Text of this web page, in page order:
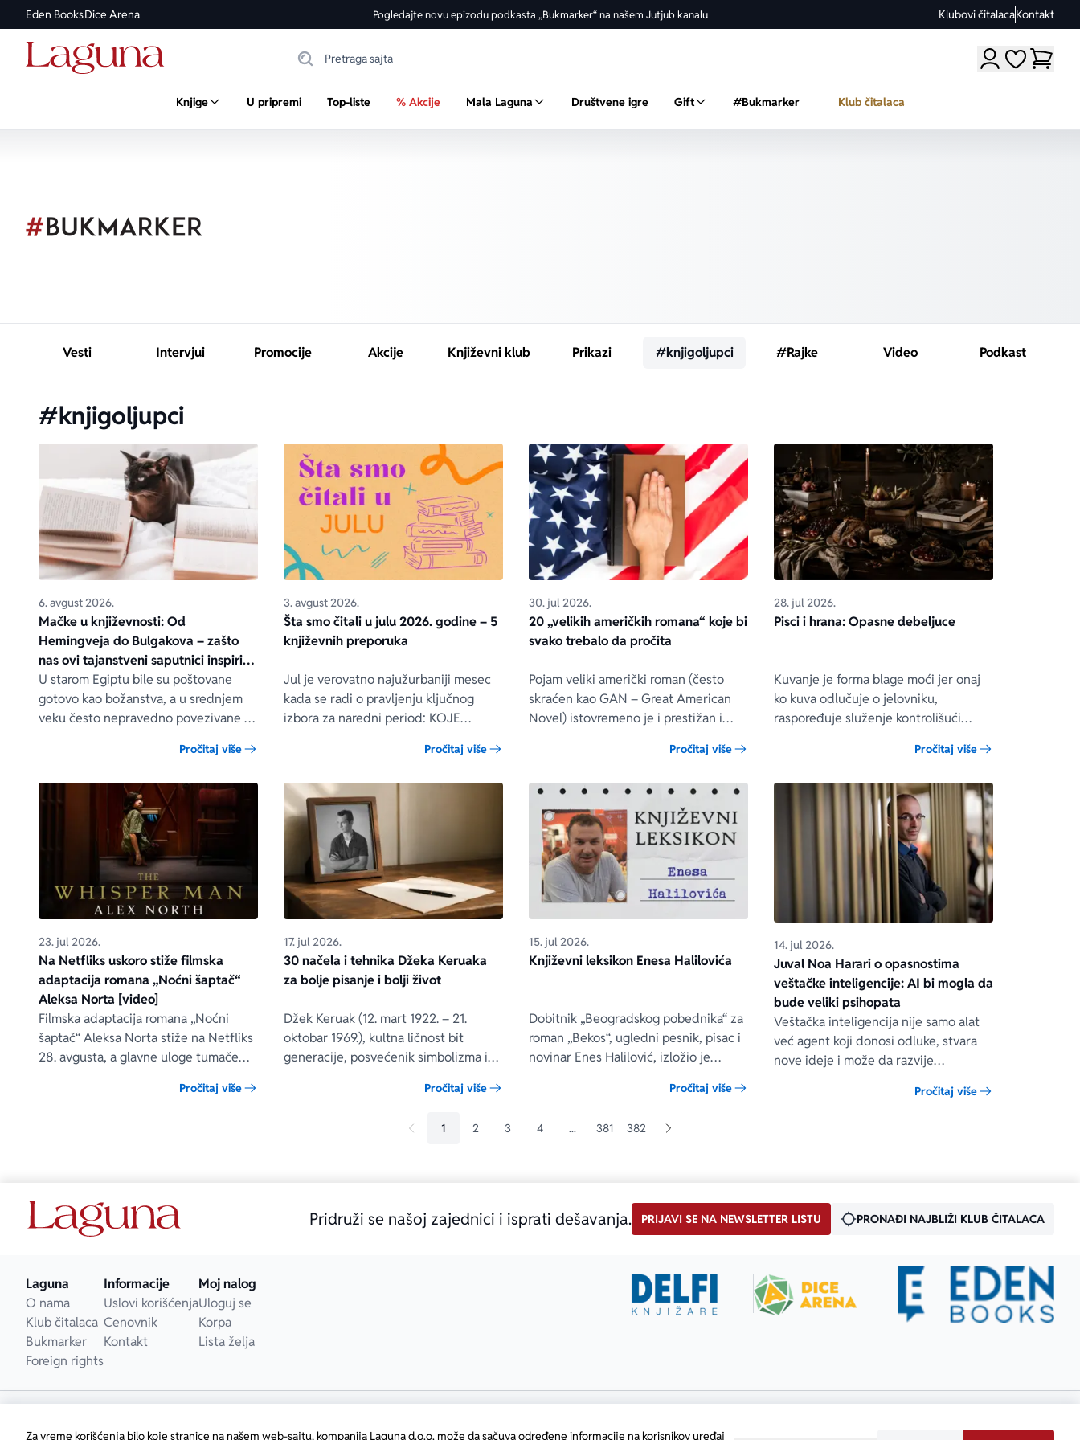
Za vreme korišćenja bilo koje stranice na našem web-sajtu, kompanija Laguna d.o.o. može da sačuva određene informacije na korisnikov uređaj
Eden BooksDice Arena Pogledajte novu epizodu podkasta „Bukmarker“ na našem Jutjub kanalu Klubovi čitalacaKontakt
Moji omiljeni
Knjige U pripremi Top-liste % Akcije Mala Laguna Društvene igre Gift #Bukmarker Klub čitalaca
Vesti Intervjui Promocije Akcije Književni klub Prikazi #knjigoljupci #Rajke Video Podkast
#knjigoljupci
6. avgust 2026.
Mačke u književnosti: Od
Hemingveja do Bulgakova – zašto
nas ovi tajanstveni saputnici inspirišu
vekovima
U starom Egiptu bile su poštovane
gotovo kao božanstva, a u srednjem
veku često nepravedno povezivane sa
najomiljenijim kućnim ljubimcima na
Pročitaj više
3. avgust 2026.
Šta smo čitali u julu 2026. godine – 5
književnih preporuka
Jul je verovatno najužurbaniji mesec
kada se radi o pravljenju ključnog
izbora za naredni period: KOJE
Kako bismo vam skratili muke i olakšali
izdavačka kuća Laguna objavila u
prethodnom mesecu – knjige koje će
vas nasmejati, zaintrigirati, iznenaditi i
naterati da o njima razmišljate dugo
nakon poslednje pročitane stranice!
Pročitaj više
30. jul 2026.
20 „velikih američkih romana“ koje bi
svako trebalo da pročita
Pojam veliki američki roman (često
skraćen kao GAN – Great American
Novel) istovremeno je i prestižan i
Pročitaj više
28. jul 2026.
Pisci i hrana: Opasne debeljuce
Kuvanje je forma blage moći jer onaj
ko kuva odlučuje o jelovniku,
raspoređuje služenje kontrolišući
dinamike. Ako je kuvanje pažljivo
umetnost. Ako je kuvar uporan,
njegova veština liči na udvaranje.
Pročitaj više
23. jul 2026.
Na Netfliks uskoro stiže filmska
adaptacija romana „Noćni šaptač“
Aleksa Norta [video]
Filmska adaptacija romana „Noćni
šaptač“ Aleksa Norta stiže na Netfliks
28. avgusta, a glavne uloge tumače
Skot, dok režiju ne samo napete
Pročitaj više
17. jul 2026.
30 načela i tehnika Džeka Keruaka
za bolje pisanje i bolji život
Džek Keruak (12. mart 1922. – 21.
oktobar 1969.), kultna ličnost bit
generacije, posvećenik simbolizma i
sebe i listu od 30 stavki koju je nazvao
Pročitaj više
15. jul 2026.
Književni leksikon Enesa Halilovića
Dobitnik „Beogradskog pobednika“ za
roman „Bekos“, ugledni pesnik, pisac i
novinar Enes Halilović, izložio je
pomogla da nađe i postane autentičan
Pročitaj više
14. jul 2026.
Juval Noa Harari o opasnostima
veštačke inteligencije: AI bi mogla da
bude veliki psihopata
Veštačka inteligencija nije samo alat
već agent koji donosi odluke, stvara
nove ideje i može da razvije
istoričar i filozof Juval Noa Harari u
Pročitaj više
1 2 3 4 ... 381 382
Pridruži se našoj zajednici i isprati dešavanja. PRIJAVI SE NA NEWSLETTER LISTU PRONAĐI NAJBLIŽI KLUB ČITALACA
Laguna
O nama
Klub čitalaca
Bukmarker
Foreign rights
Informacije
Uslovi korišćenja
Cenovnik
Kontakt
Moj nalog
Uloguj se
Korpa
Lista želja